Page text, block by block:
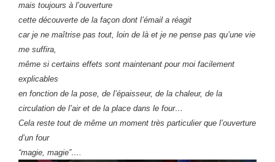
mais toujours à l’ouverture
cette découverte de la façon dont l’émail a réagit
car je ne maîtrise pas tout, loin de là et je ne pense pas qu’une vie
me suffira,
même si certains effets sont maintenant pour moi facilement
explicables
en fonction de la pose, de l’épaisseur, de la chaleur, de la
circulation de l’air et de la place dans le four…
Cela reste tout de même un moment très particulier que l’ouverture
d’un four
“magie, magie”….